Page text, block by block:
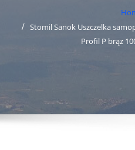
Stomil Sanok Uszczelka
Profil P brąz